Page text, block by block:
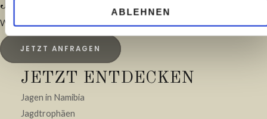
ABLEHNEN
JAGDURLAUB IHRER TRÄUME.
Wir freuen uns auf Sie.
JETZT ANFRAGEN
JETZT ENTDECKEN
Jagen in Namibia
Jagdtrophäen